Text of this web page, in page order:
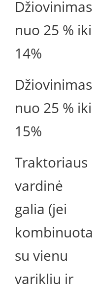
Džiovinimas
nuo 25 % iki
14%
Džiovinimas
nuo 25 % iki
15%
Traktoriaus
vardinė
galia (jei
kombinuota
su vienu
varikliu ir